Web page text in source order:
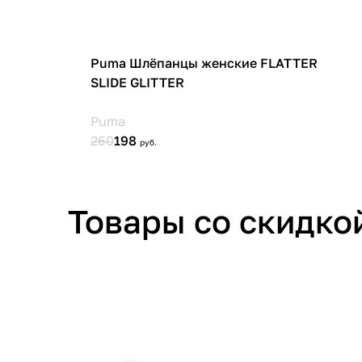
Товары со